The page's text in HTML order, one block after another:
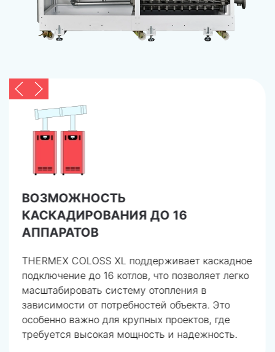
ВОЗМОЖНОСТЬ
КАСКАДИРОВАНИЯ ДО 16
АППАРАТОВ
THERMEX COLOSS XL поддерживает каскадное
подключение до 16 котлов, что позволяет легко
масштабировать систему отопления в
зависимости от потребностей объекта. Это
особенно важно для крупных проектов, где
требуется высокая мощность и надежность.